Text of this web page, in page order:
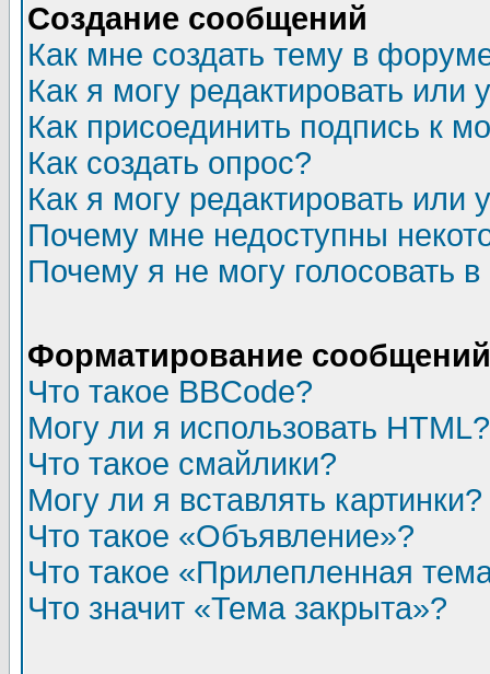
Создание сообщений
Как мне создать тему в
Как я могу редактировать или
Как присоединить подпись к
Как создать опрос?
Как я могу редактировать или
Почему мне недоступны
Почему я не могу голосовать
Форматирование
Что такое BBCode?
Могу ли я использовать HTML?
Что такое смайлики?
Могу ли я вставлять картинки?
Что такое «Объявление»?
Что такое «Прилепленная
Что значит «Тема закрыта»?